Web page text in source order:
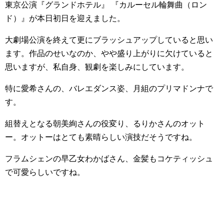
東京公演『グランドホテル』 『カルーセル輪舞曲（ロン
ド）』が本日初日を迎えました。
大劇場公演を終えて更にブラッシュアップしていると思い
ます。作品のせいなのか、やや盛り上がりに欠けていると
思いますが、私自身、観劇を楽しみにしています。
特に愛希さんの、バレエダンス姿、月組のプリマドンナで
す。
組替えとなる朝美絢さんの役変り、るりかさんのオット
ー。オットーはとても素晴らしい演技だそうですね。
フラムシェンの早乙女わかばさん、金髪もコケティッシュ
で可愛らしいですね。